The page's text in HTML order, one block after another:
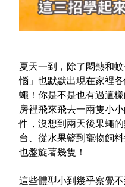
防霉清潔好幫手(任3件，
室內外除蟲專區
浴室清潔專區
清潔大掃除專區
精油香氛專區
強效誘引捕黏板
夏天一到，除了悶熱和
惱」也默默出現在家裡
蠅！你是不是也有過這
房裡飛來飛去一兩隻小
件，沒想到兩天後果蠅
台、從水果籃到寵物飼
也盤旋著幾隻！
這些體型小到幾乎察覺